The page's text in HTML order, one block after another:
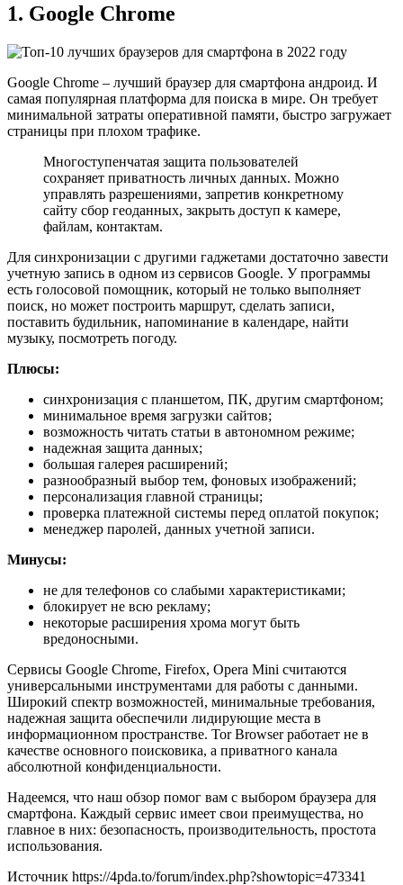
1. Google Chrome
Google Chrome – лучший браузер для смартфона андроид. И
самая популярная платформа для поиска в мире. Он требует
минимальной затраты оперативной памяти, быстро загружает
страницы при плохом трафике.
Многоступенчатая защита пользователей
сохраняет приватность личных данных. Можно
управлять разрешениями, запретив конкретному
сайту сбор геоданных, закрыть доступ к камере,
файлам, контактам.
Для синхронизации с другими гаджетами достаточно завести
учетную запись в одном из сервисов Google. У программы
есть голосовой помощник, который не только выполняет
поиск, но может построить маршрут, сделать записи,
поставить будильник, напоминание в календаре, найти
музыку, посмотреть погоду.
Плюсы:
синхронизация с планшетом, ПК, другим смартфоном;
минимальное время загрузки сайтов;
возможность читать статьи в автономном режиме;
надежная защита данных;
большая галерея расширений;
разнообразный выбор тем, фоновых изображений;
персонализация главной страницы;
проверка платежной системы перед оплатой покупок;
менеджер паролей, данных учетной записи.
Минусы:
не для телефонов со слабыми характеристиками;
блокирует не всю рекламу;
некоторые расширения хрома могут быть
вредоносными.
Сервисы Google Chrome, Firefox, Opera Mini считаются
универсальными инструментами для работы с данными.
Широкий спектр возможностей, минимальные требования,
надежная защита обеспечили лидирующие места в
информационном пространстве. Tor Browser работает не в
качестве основного поисковика, а приватного канала
абсолютной конфиденциальности.
Надеемся, что наш обзор помог вам с выбором браузера для
смартфона. Каждый сервис имеет свои преимущества, но
главное в них: безопасность, производительность, простота
использования.
Источник https://4pda.to/forum/index.php?showtopic=473341